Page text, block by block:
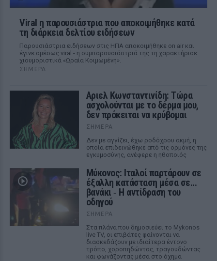
Viral η παρουσιάστρια που αποκοιμήθηκε κατά
τη διάρκεια δελτίου ειδήσεων
Παρουσιάστρια ειδήσεων στις ΗΠΑ αποκοιμήθηκε on air και
έγινε αμέσως viral - η συμπαρουσιάστριά της τη χαρακτήρισε
χιουμοριστικά «Ωραία Κοιμωμένη».
ΣΉΜΕΡΑ
Αριελ Κωνσταντινίδη: Τώρα
ασχολούνται με το δέρμα μου,
δεν πρόκειται να κρύβομαι
ΣΉΜΕΡΑ
Δεν με αγγίζει, έχω ροδόχρου ακμή, η
οποία επιδεινώθηκε από τις ορμόνες της
εγκυμοσύνης, ανέφερε η ηθοποιός
Μύκονος: Ιταλοί παρτάρουν σε
έξαλλη κατάσταση μέσα σε...
βανάκι ‑ Η αντίδραση του
οδηγού
ΣΉΜΕΡΑ
Στα πλάνα που δημοσιεύει το Mykonos
live TV, οι επιβάτες φαίνονται να
διασκεδάζουν με ιδιαίτερα έντονο
τρόπο, χοροπηδώντας, τραγουδώντας
και φωνάζοντας μέσα στο όχημα